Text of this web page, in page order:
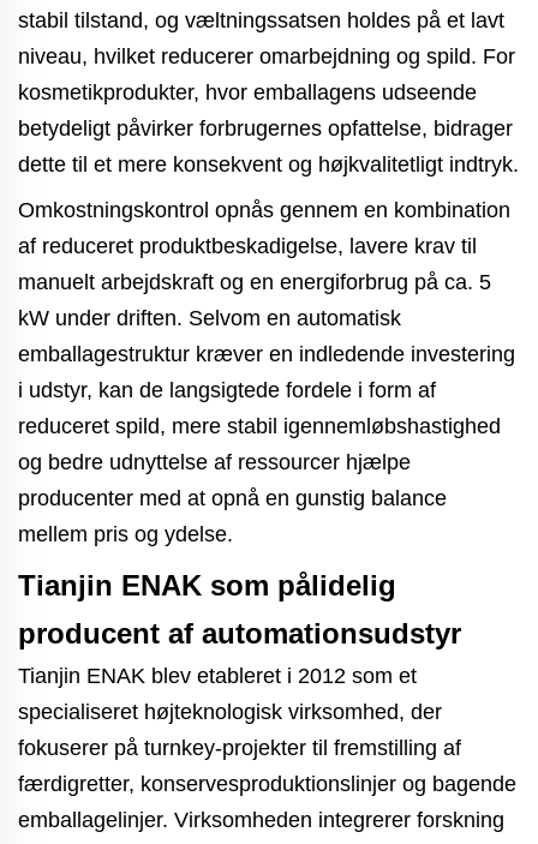
stabil tilstand, og væltningssatsen holdes på et lavt
niveau, hvilket reducerer omarbejdning og spild. For
kosmetikprodukter, hvor emballagens udseende
betydeligt påvirker forbrugernes opfattelse, bidrager
dette til et mere konsekvent og højkvalitetligt indtryk.
Omkostningskontrol opnås gennem en kombination
af reduceret produktbeskadigelse, lavere krav til
manuelt arbejdskraft og en energiforbrug på ca. 5
kW under driften. Selvom en automatisk
emballagestruktur kræver en indledende investering
i udstyr, kan de langsigtede fordele i form af
reduceret spild, mere stabil igennemløbshastighed
og bedre udnyttelse af ressourcer hjælpe
producenter med at opnå en gunstig balance
mellem pris og ydelse.
Tianjin ENAK som pålidelig
producent af automationsudstyr
Tianjin ENAK blev etableret i 2012 som et
specialiseret højteknologisk virksomhed, der
fokuserer på turnkey-projekter til fremstilling af
færdigretter, konservesproduktionslinjer og bagende
emballagelinjer. Virksomheden integrerer forskning